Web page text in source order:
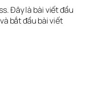
Đây là bài viết đầu
bắt đầu bài viết